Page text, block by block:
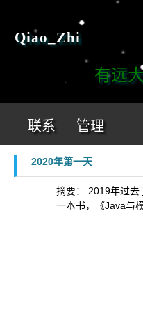
Qiao_Zhi
有远
联系 管理
2020年第一天
摘要： 2019年过去
一本书，《Java与